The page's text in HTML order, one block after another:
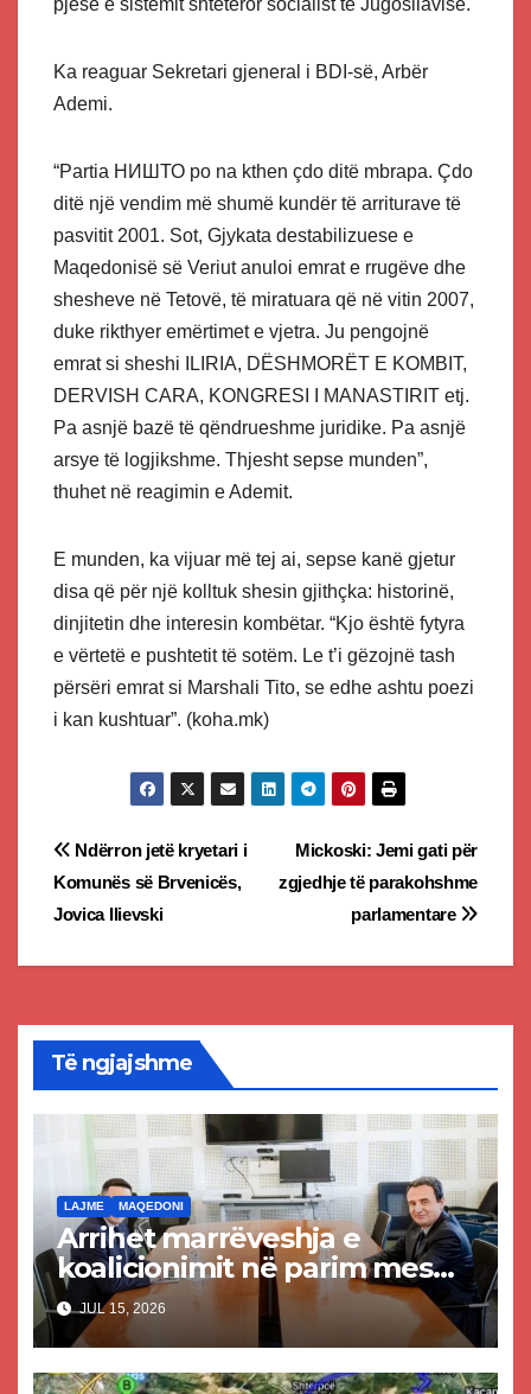
pjesë e sistemit shtetëror socialist të Jugosllavisë.
Ka reaguar Sekretari gjeneral i BDI-së, Arbër
Ademi.
“Partia НИШТО po na kthen çdo ditë mbrapa. Çdo
ditë një vendim më shumë kundër të arriturave të
pasvitit 2001. Sot, Gjykata destabilizuese e
Maqedonisë së Veriut anuloi emrat e rrugëve dhe
shesheve në Tetovë, të miratuara që në vitin 2007,
duke rikthyer emërtimet e vjetra. Ju pengojnë
emrat si sheshi ILIRIA, DËSHMORËT E KOMBIT,
DERVISH CARA, KONGRESI I MANASTIRIT etj.
Pa asnjë bazë të qëndrueshme juridike. Pa asnjë
arsye të logjikshme. Thjesht sepse munden”,
thuhet në reagimin e Ademit.
E munden, ka vijuar më tej ai, sepse kanë gjetur
disa që për një kolltuk shesin gjithçka: historinë,
dinjitetin dhe interesin kombëtar. “Kjo është fytyra
e vërtetë e pushtetit të sotëm. Le t’i gëzojnë tash
përsëri emrat si Marshali Tito, se edhe ashtu poezi
i kan kushtuar”. (koha.mk)
Post
navigation
Mickoski: Jemi gati për
zgjedhje të parakohshme
parlamentare
Ndërron jetë kryetari i
Komunës së Brvenicës,
Jovica Ilievski
Të ngjajshme
LAJME MAQEDONI
Arrihet marrëveshja e
koalicionimit në parim mes
Kurtit dhe Abdixhikut
JUL 15, 2026